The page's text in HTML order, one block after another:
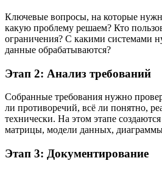
Ключевые вопросы, на которые
какую проблему решаем? Кто
ограничения? С какими системами
данные обрабатываются?
Этап 2: Анализ требований
Собранные требования нужно
ли противоречий, всё ли понятно,
технически. На этом этапе
матрицы, модели данных, диаграммы
Этап 3: Документирование